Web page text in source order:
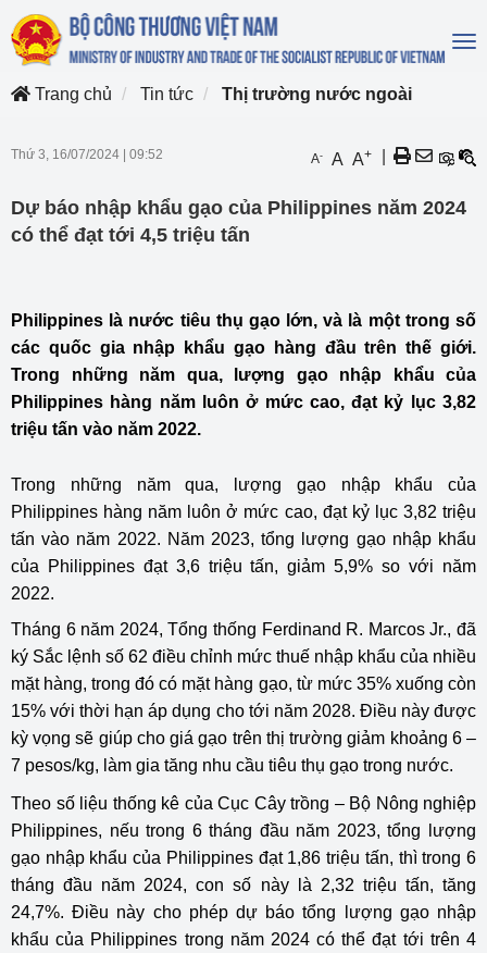
Trang chủ
Tin tức Thị trường nước ngoài
Thứ 3, 16/07/2024 09:52 A- A A+
Dự báo nhập khẩu gạo của Philippines năm 2024
có thể đạt tới 4,5 triệu tấn
Philippines là nước tiêu thụ gạo lớn, và là một trong số
các quốc gia nhập khẩu gạo hàng đầu trên thế giới.
Trong những năm qua, lượng gạo nhập khẩu của
Philippines hàng năm luôn ở mức cao, đạt kỷ lục 3,82
triệu tấn vào năm 2022.
Trong những năm qua, lượng gạo nhập khẩu của
Philippines hàng năm luôn ở mức cao, đạt kỷ lục 3,82 triệu
tấn vào năm 2022. Năm 2023, tổng lượng gạo nhập khẩu
của Philippines đạt 3,6 triệu tấn, giảm 5,9% so với năm
2022.
Tháng 6 năm 2024, Tổng thống Ferdinand R. Marcos Jr., đã
ký Sắc lệnh số 62 điều chỉnh mức thuế nhập khẩu của nhiều
mặt hàng, trong đó có mặt hàng gạo, từ mức 35% xuống còn
15% với thời hạn áp dụng cho tới năm 2028. Điều này được
kỳ vọng sẽ giúp cho giá gạo trên thị trường giảm khoảng 6 –
7 pesos/kg, làm gia tăng nhu cầu tiêu thụ gạo trong nước.
Theo số liệu thống kê của Cục Cây trồng – Bộ Nông nghiệp
Philippines, nếu trong 6 tháng đầu năm 2023, tổng lượng
gạo nhập khẩu của Philippines đạt 1,86 triệu tấn, thì trong 6
tháng đầu năm 2024, con số này là 2,32 triệu tấn, tăng
24,7%. Điều này cho phép dự báo tổng lượng gạo nhập
khẩu của Philippines trong năm 2024 có thể đạt tới trên 4